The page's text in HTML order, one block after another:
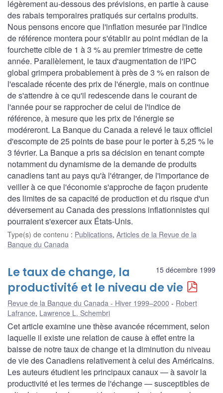
légèrement au-dessous des prévisions, en partie à cause
des rabais temporaires pratiqués sur certains produits.
Nous pensons encore que l'inflation mesurée par l'indice
de référence montera pour s'établir au point médian de la
fourchette cible de 1 à 3 % au premier trimestre de cette
année. Parallèlement, le taux d'augmentation de l'IPC
global grimpera probablement à près de 3 % en raison de
l'escalade récente des prix de l'énergie, mais on continue
de s'attendre à ce qu'il redescende dans le courant de
l'année pour se rapprocher de celui de l'indice de
référence, à mesure que les prix de l'énergie se
modéreront. La Banque du Canada a relevé le taux officiel
d'escompte de 25 points de base pour le porter à 5,25 % le
3 février. La Banque a pris sa décision en tenant compte
notamment du dynamisme de la demande de produits
canadiens tant au pays qu'à l'étranger, de l'importance de
veiller à ce que l'économie s'approche de façon prudente
des limites de sa capacité de production et du risque d'un
déversement au Canada des pressions inflationnistes qui
pourraient s'exercer aux États-Unis.
Type(s) de contenu : Publications, Articles de la Revue de la
Banque du Canada
15 décembre 1999
Le taux de change, la
productivité et le niveau de vie
Revue de la Banque du Canada - Hiver 1999–2000
Robert
Lafrance, Lawrence L. Schembri
Cet article examine une thèse avancée récemment, selon
laquelle il existe une relation de cause à effet entre la
baisse de notre taux de change et la diminution du niveau
de vie des Canadiens relativement à celui des Américains.
Les auteurs étudient les principaux canaux — à savoir la
productivité et les termes de l'échange — susceptibles de